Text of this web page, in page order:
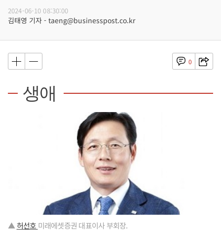
2024-06-10 08:30:00
김태영 기자 - taeng@businesspost.co.kr
0
생애
▲허선호 미래에셋증권 대표이사 부회장.